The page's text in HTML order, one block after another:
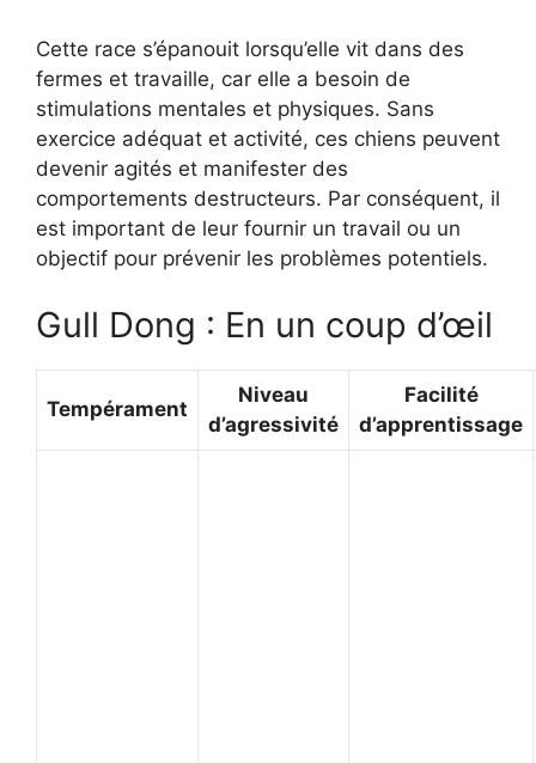
Cette race s’épanouit lorsqu’elle vit dans des
fermes et travaille, car elle a besoin de
stimulations mentales et physiques. Sans
exercice adéquat et activité, ces chiens peuvent
devenir agités et manifester des
comportements destructeurs. Par conséquent, il
est important de leur fournir un travail ou un
objectif pour prévenir les problèmes potentiels.
Gull Dong : En un coup d’œil
Tempérament
Niveau
d’agressivité
Facilité
d’apprentissage